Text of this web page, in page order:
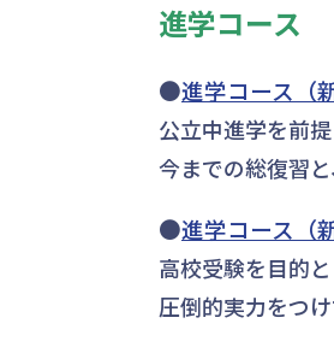
進学コース
●進学コース（
公立中進学を前
今までの総復習
●進学コース（
高校受験を目的と
圧倒的実力をつ